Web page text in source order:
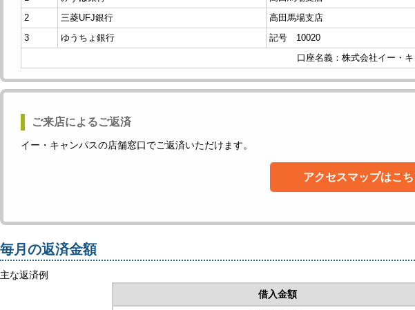
2
三菱UFJ銀行 高田馬場支店
3
ゆうちょ銀行 記号 10020
口座名義：株式会社イー・キ
ご来店によるご返済
イー・キャンパスの店舗窓口でご返済いただけます。
アクセスマップはこ
毎月の返済金額
主な返済例
借入金額